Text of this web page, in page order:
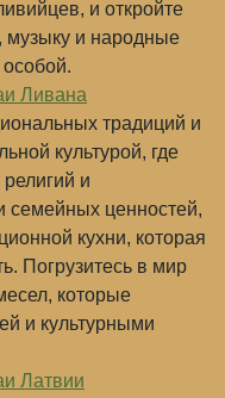
и откройте
музыку и народные
Ливана
традиций и
культурой, где
и
семейных ценностей,
кухни, которая
Погрузитесь в мир
которые
и культурными
Латвии